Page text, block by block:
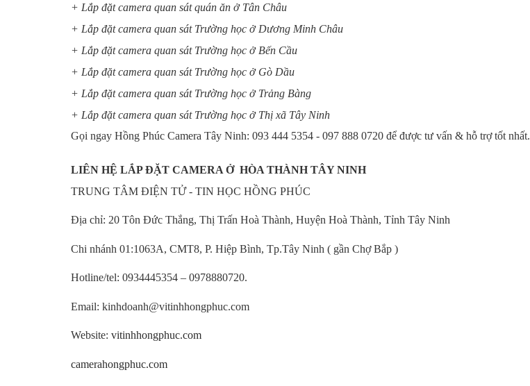
+ Lắp đặt camera quan sát quán ăn ở Tân Châu
+ Lắp đặt camera quan sát Trường học ở Dương Minh Châu
+ Lắp đặt camera quan sát Trường học ở Bến Cầu
+ Lắp đặt camera quan sát Trường học ở Gò Dầu
+ Lắp đặt camera quan sát Trường học ở Trảng Bàng
+ Lắp đặt camera quan sát Trường học ở Thị xã Tây Ninh
Gọi ngay Hồng Phúc Camera Tây Ninh: 093 444 5354 - 097 888 0720 để được tư vấn & hỗ trợ tốt nhất.
LIÊN HỆ LẮP ĐẶT CAMERA Ở HÒA THÀNH TÂY NINH
TRUNG TÂM ĐIỆN TỬ - TIN HỌC HỒNG PHÚC
Địa chỉ: 20 Tôn Đức Thắng, Thị Trấn Hoà Thành, Huyện Hoà Thành, Tỉnh Tây Ninh
Chi nhánh 01:1063A, CMT8, P. Hiệp Bình, Tp.Tây Ninh ( gần Chợ Bắp )
Hotline/tel: 0934445354 – 0978880720.
Email: kinhdoanh@vitinhhongphuc.com
Website: vitinhhongphuc.com
camerahongphuc.com